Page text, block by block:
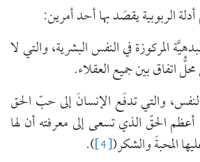
الربوبية يقصَد بها أحد أمرين:
المركوزة في النفس البشرية، والتي لا
اتفاق بين جميع العقلاء.
النفس، والتي تدفَع الإنسانَ إلى حبّ الحق
الحقّ الذي تسعى إلى معرفته أن لها
المحبةَ والشكر([4]
).